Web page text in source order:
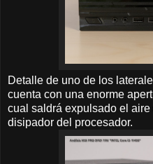
Detalle de uno de los
cuenta con una enorme
cual saldrá expulsado el
disipador del procesador.